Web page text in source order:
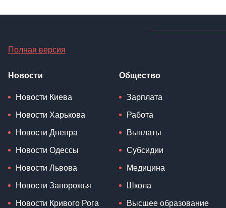
Полная версия
Новости
Новости Киева
Новости Харькова
Новости Днепра
Новости Одессы
Новости Львова
Новости Запорожья
Новости Кривого Рога
Общество
Зарплата
Работа
Выплаты
Субсидии
Медицина
Школа
Высшее образование